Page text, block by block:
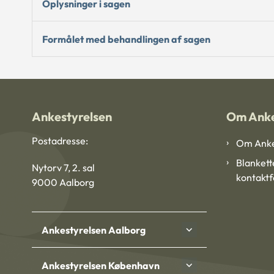
Oplysninger i sagen
Formålet med behandlingen af sagen
Ankestyrelsen
Postadresse:
Nytorv 7, 2. sal
9000 Aalborg
Ankestyrelsen Aalborg
Ankestyrelsen København
Om
Om